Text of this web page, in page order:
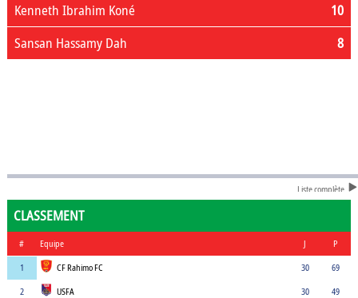
10
Kenneth Ibrahim Koné
8
Sansan Hassamy Dah
Liste complète
CLASSEMENT
# Equipe J
P
1
CF Rahimo FC 30
69
2
USFA 30
49